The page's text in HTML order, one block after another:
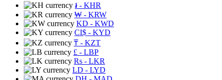
៛ - KHR
₩ - KRW
KD - KWD
CI$ - KYD
₸ - KZT
£ - LBP
Rs - LKR
LD - LYD